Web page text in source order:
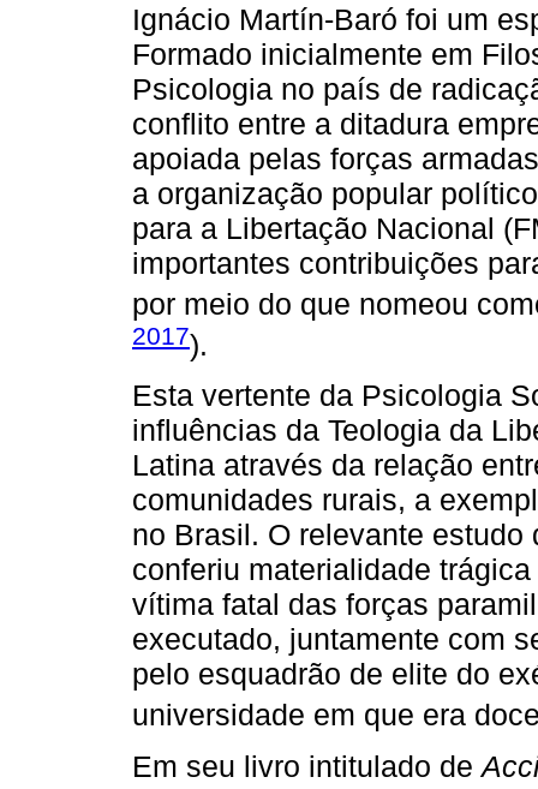
Ignácio Martín-Baró foi um
Formado inicialmente em
Psicologia no país de
conflito entre a ditadura
apoiada pelas forças
a organização popular
para a Libertação Nacional
importantes contribuições
por meio do que nomeou
2017).
Esta vertente da Psicologia
influências da Teologia da
Latina através da relação
comunidades rurais, a
no Brasil. O relevante
conferiu materialidade
vítima fatal das forças
executado, juntamente com
pelo esquadrão de elite do
universidade em que era
Em seu livro intitulado de